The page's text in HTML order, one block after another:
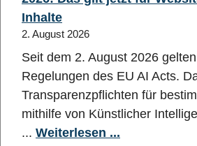
Inhalte
2. August 2026
Seit dem 2. August 2026
Regelungen des EU AI Acts.
Transparenzpflichten für
mithilfe von Künstlicher
... Weiterlesen ...